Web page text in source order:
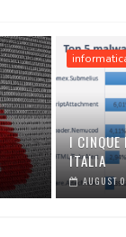
I CINQUE
ITALIA
AUGUST